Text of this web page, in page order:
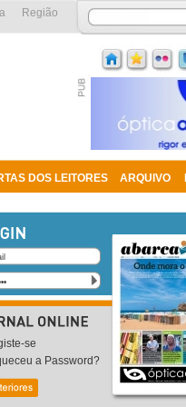
DOS LEITORES ARQUIVO
Região
se
a Password?